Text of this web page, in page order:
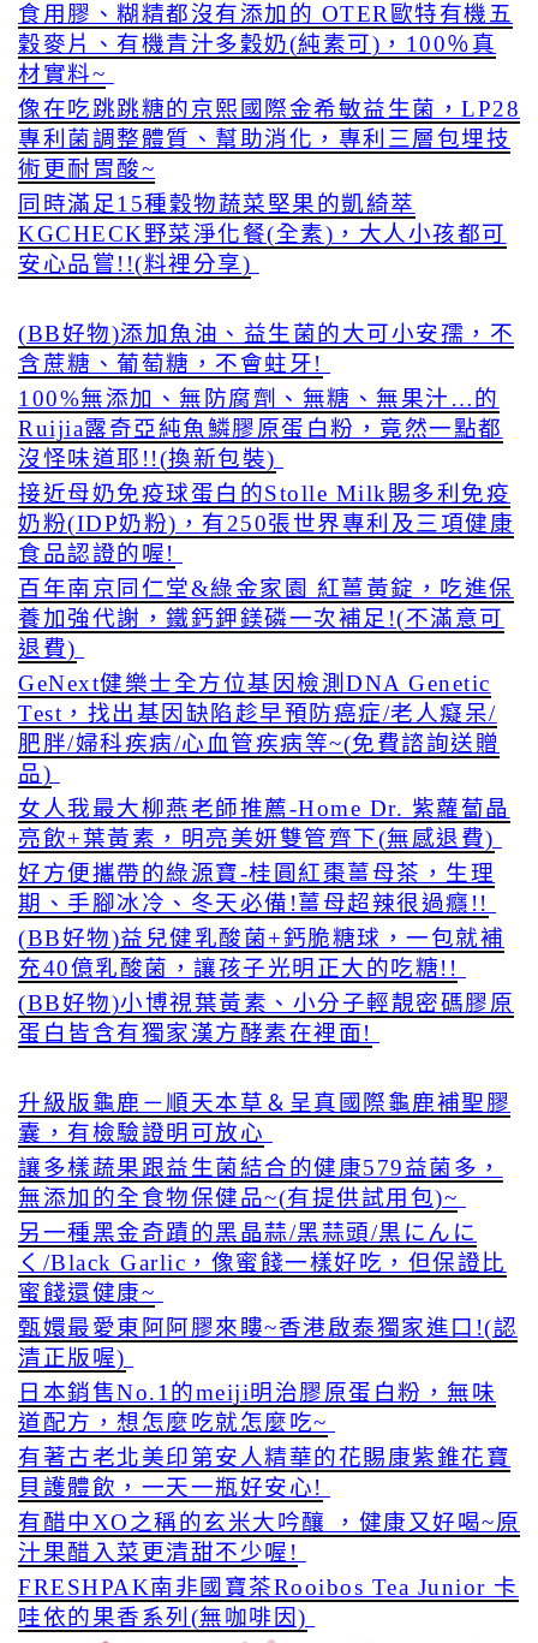
食用膠、糊精都沒有添加的 OTER歐特有機五
穀麥片、有機青汁多穀奶(純素可)，100％真
材實料~
像在吃跳跳糖的京熙國際金希敏益生菌，LP28
專利菌調整體質、幫助消化，專利三層包埋技
術更耐胃酸~
同時滿足15種穀物蔬菜堅果的凱綺萃
KGCHECK野菜淨化餐(全素)，大人小孩都可
安心品嘗!!(料裡分享)
(BB好物)添加魚油、益生菌的大可小安孺，不
含蔗糖、葡萄糖，不會蛀牙!
100%無添加、無防腐劑、無糖、無果汁…的
Ruijia露奇亞純魚鱗膠原蛋白粉，竟然一點都
沒怪味道耶!!(換新包裝)
接近母奶免疫球蛋白的Stolle Milk賜多利免疫
奶粉(IDP奶粉)，有250張世界專利及三項健康
食品認證的喔!
百年南京同仁堂&綠金家園 紅薑黃錠，吃進保
養加強代謝，鐵鈣鉀鎂磷一次補足!(不滿意可
退費)
GeNext健樂士全方位基因檢測DNA Genetic
Test，找出基因缺陷趁早預防癌症/老人癡呆/
肥胖/婦科疾病/心血管疾病等~(免費諮詢送贈
品)
女人我最大柳燕老師推薦-Home Dr. 紫蘿蔔晶
亮飲+葉黃素，明亮美妍雙管齊下(無感退費)
好方便攜帶的綠源寶-桂圓紅棗薑母茶，生理
期、手腳冰冷、冬天必備!薑母超辣很過癮!!
(BB好物)益兒健乳酸菌+鈣脆糖球，一包就補
充40億乳酸菌，讓孩子光明正大的吃糖!!
(BB好物)小博視葉黃素、小分子輕靚密碼膠原
蛋白皆含有獨家漢方酵素在裡面!
升級版龜鹿－順天本草＆呈真國際龜鹿補聖膠
囊，有檢驗證明可放心
讓多樣蔬果跟益生菌結合的健康579益菌多，
無添加的全食物保健品~(有提供試用包)~
另一種黑金奇蹟的黑晶蒜/黑蒜頭/黒にんに
く/Black Garlic，像蜜餞一樣好吃，但保證比
蜜餞還健康~
甄嬛最愛東阿阿膠來瞜~香港啟泰獨家進口!(認
清正版喔)
日本銷售No.1的meiji明治膠原蛋白粉，無味
道配方，想怎麼吃就怎麼吃~
有著古老北美印第安人精華的花賜康紫錐花寶
貝護體飲，一天一瓶好安心!
有醋中XO之稱的玄米大吟釀 ，健康又好喝~原
汁果醋入菜更清甜不少喔!
FRESHPAK南非國寶茶Rooibos Tea Junior 卡
哇依的果香系列(無咖啡因)